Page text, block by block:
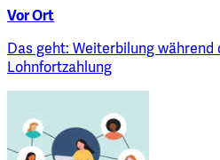
Vor Ort
Das geht: Weiterbilung
Lohnfortzahlung